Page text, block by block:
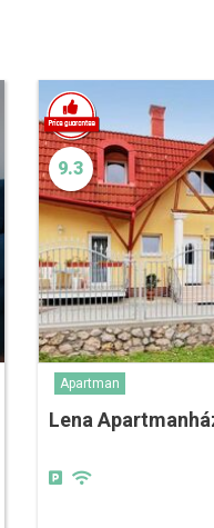
9.3
Apartman
Lena